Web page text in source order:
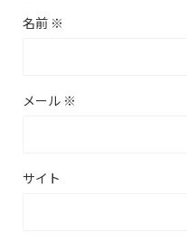
名前 ※
メール ※
サイト